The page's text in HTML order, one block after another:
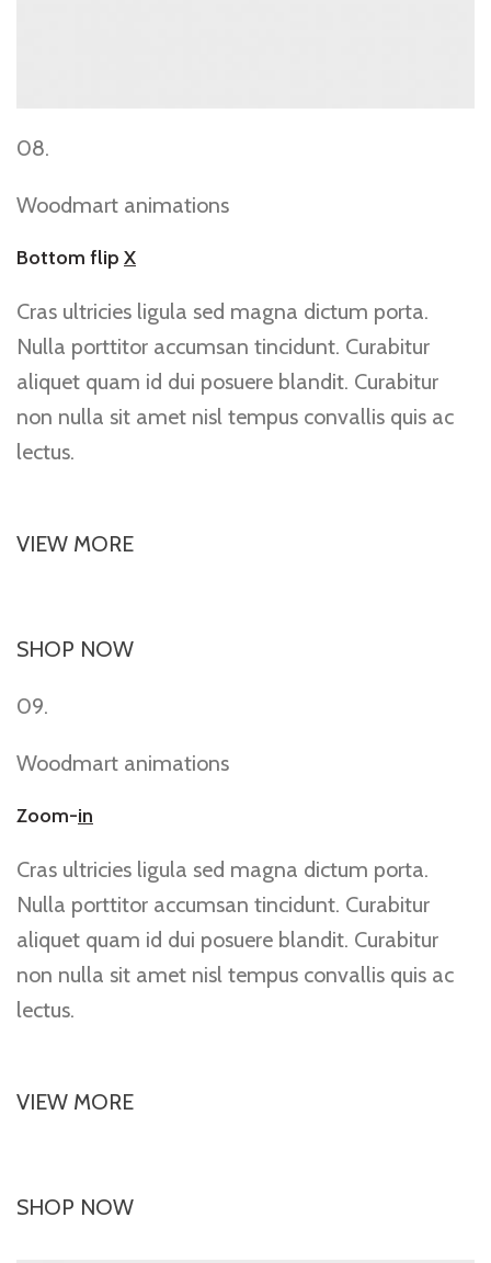
08.
Woodmart animations
Bottom flip X
Cras ultricies ligula sed magna dictum porta.
Nulla porttitor accumsan tincidunt. Curabitur
aliquet quam id dui posuere blandit. Curabitur
non nulla sit amet nisl tempus convallis quis ac
lectus.
VIEW MORE
SHOP NOW
09.
Woodmart animations
Zoom-in
Cras ultricies ligula sed magna dictum porta.
Nulla porttitor accumsan tincidunt. Curabitur
aliquet quam id dui posuere blandit. Curabitur
non nulla sit amet nisl tempus convallis quis ac
lectus.
VIEW MORE
SHOP NOW